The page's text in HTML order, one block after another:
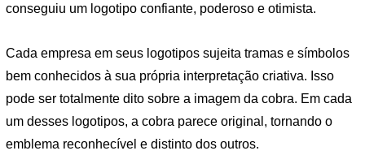
conseguiu um logotipo confiante, poderoso e otimista.
Cada empresa em seus logotipos sujeita tramas e símbolos
bem conhecidos à sua própria interpretação criativa. Isso
pode ser totalmente dito sobre a imagem da cobra. Em cada
um desses logotipos, a cobra parece original, tornando o
emblema reconhecível e distinto dos outros.